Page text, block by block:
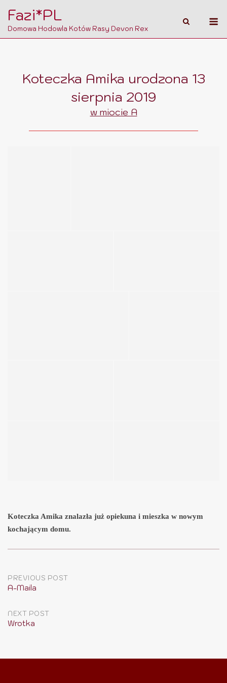
content
Fazi*PL
Domowa Hodowla Kotów Rasy Devon Rex
Koteczka Amika urodzona 13
sierpnia 2019
w miocie A
Koteczka Amika znalazła już opiekuna i mieszka w nowym
kochającym domu.
Post
PREVIOUS POST
A-Maila
NEXT POST
Wrotka